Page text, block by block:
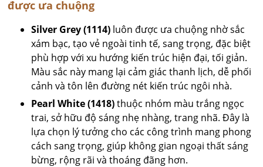
được ưa chuộng
Silver Grey (1114) luôn được ưa chuộng nhờ sắc
xám bạc, tạo vẻ ngoài tinh tế, sang trọng, đặc biệt
phù hợp với xu hướng kiến trúc hiện đại, tối giản.
Màu sắc này mang lại cảm giác thanh lịch, dễ phối
cảnh và tôn lên đường nét kiến trúc ngôi nhà.
Pearl White (1418)thuộc nhóm màu trắng ngọc
trai, sở hữu độ sáng nhẹ nhàng, trang nhã. Đây là
lựa chọn lý tưởng cho các công trình mang phong
cách sang trọng, giúp không gian ngoại thất sáng
bừng, rộng rãi và thoáng đãng hơn.